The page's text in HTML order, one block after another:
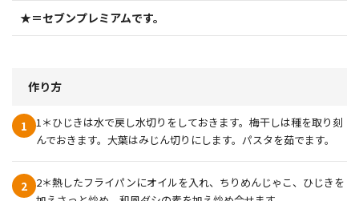
★＝セブンプレミアムです。
作り方
1
1＊ひじきは水で戻し水切りをしておきます。梅干しは種を取り刻
んでおきます。大葉はみじん切りにします。パスタを茹でます。
2
2＊熱したフライパンにオイルを入れ、ちりめんじゃこ、ひじきを